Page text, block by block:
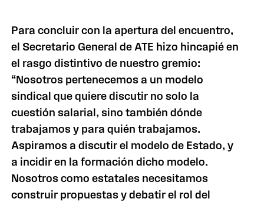
Para concluir con la apertura del encuentro,
el Secretario General de ATE hizo hincapié en
el rasgo distintivo de nuestro gremio:
“Nosotros pertenecemos a un modelo
sindical que quiere discutir no solo la
cuestión salarial, sino también dónde
trabajamos y para quién trabajamos.
Aspiramos a discutir el modelo de Estado, y
a incidir en la formación dicho modelo.
Nosotros como estatales necesitamos
construir propuestas y debatir el rol del